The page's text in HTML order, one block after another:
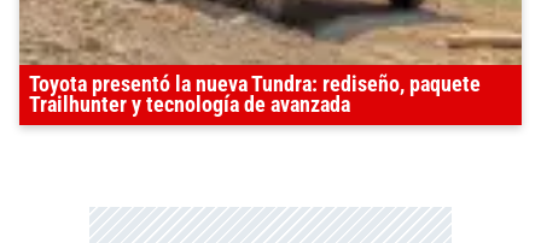
Toyota presentó la nueva Tundra: rediseño, paquete
Trailhunter y tecnología de avanzada